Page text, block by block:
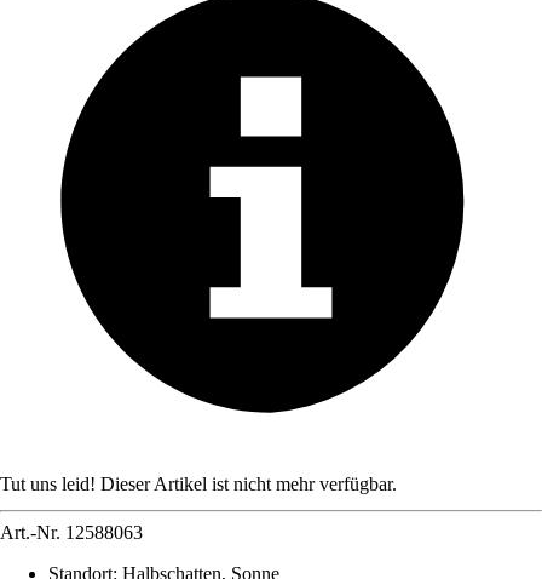
Tut uns leid! Dieser Artikel ist nicht mehr verfügbar.
Art.-Nr. 12588063
Standort: Halbschatten, Sonne